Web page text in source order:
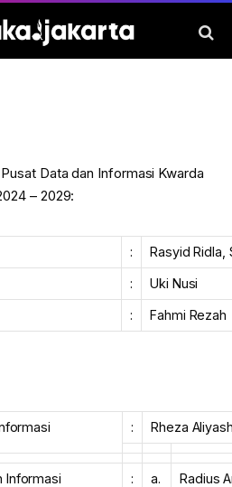
Data dan Informasi Kwarda
– 2029:
: Rasyid Ridla,
: Uki Nusi
: Fahmi Rezah
: Rheza
Informasi : a. Radius